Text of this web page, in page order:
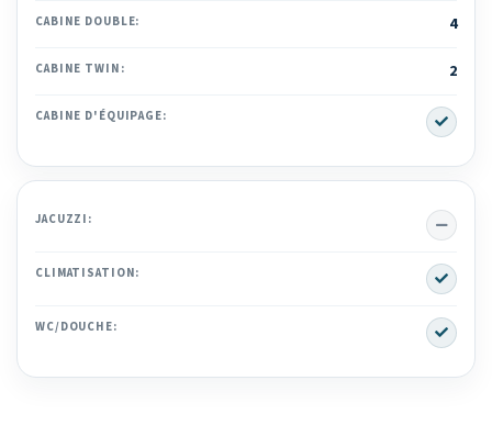
CABINE DOUBLE: 4
CABINE TWIN: 2
CABINE D'ÉQUIPAGE: Yes
JACUZZI: No
CLIMATISATION: Yes
WC/DOUCHE: Yes